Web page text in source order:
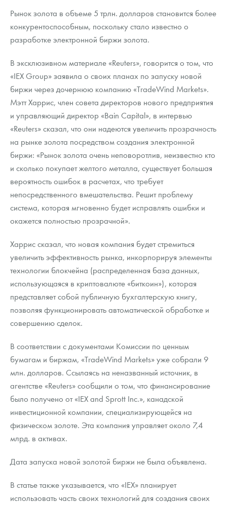
Золотой червонец Сеятель
Золотые слитки
Гарри Поттер
Год Лошади
Флот: ледоколы и корабли
Жетоны "Необыкновенные обитатели глубин"
Ювелирные изделия
Русская нумизматика
Золотая карманная галерея
Монеты и жетоны из недрагоценных металлов
Выкуп монет
Выкуп серебряных монет
Вопрос - ответ
Условия возврата
Монеты
Политика конфиденциальности
Политика использования Cookies
Положение по обработке и защите персональных данных
Распродажа монет и жетонов
Итоги 2025 года. Прогноз курсов золота, серебра, платины на
2026 год
Cтатьи
Георгий Победоносец - динамика цен
Курс золота и серебра
Лом выкуп
Контакты
О нас
Письмо директору
Пресс-служба
Рынок золота в объеме 5 трлн. долларов становится более
конкурентоспособным, поскольку стало известно о
разработке электронной биржи золота.
В эксклюзивном материале «Reuters», говорится о том, что
«IEX Group» заявила о своих планах по запуску новой
биржи через дочернюю компанию «TradeWind Markets».
Мэтт Харрис, член совета директоров нового предприятия
и управляющий директор «Bain Capital», в интервью
«Reuters» сказал, что они надеются увеличить прозрачность
на рынке золота посредством создания электронной
биржи: «Рынок золота очень неповоротлив, неизвестно кто
и сколько покупает желтого металла, существует большая
вероятность ошибок в расчетах, что требует
непосредственного вмешательства. Решит проблему
система, которая мгновенно будет исправлять ошибки и
окажется полностью прозрачной».
Харрис сказал, что новая компания будет стремиться
увеличить эффективность рынка, инкорпорируя элементы
технологии блокчейна (распределенная база данных,
использующаяся в криптовалюте «биткоин»), которая
представляет собой публичную бухгалтерскую книгу,
позволяя функционировать автоматической обработке и
совершению сделок.
В соответствии с документами Комиссии по ценным
бумагам и биржам, «TradeWind Markets» уже собрали 9
млн. долларов. Ссылаясь на неназванный источник, в
агентстве «Reuters» сообщили о том, что финансирование
было получено от «IEX and Sprott Inc.», канадской
инвестиционной компании, специализирующейся на
физическом золоте. Эта компания управляет около 7,4
млрд. в активах.
Дата запуска новой золотой биржи не была объявлена.
В статье также указывается, что «IEX» планирует
использовать часть своих технологий для создания своих